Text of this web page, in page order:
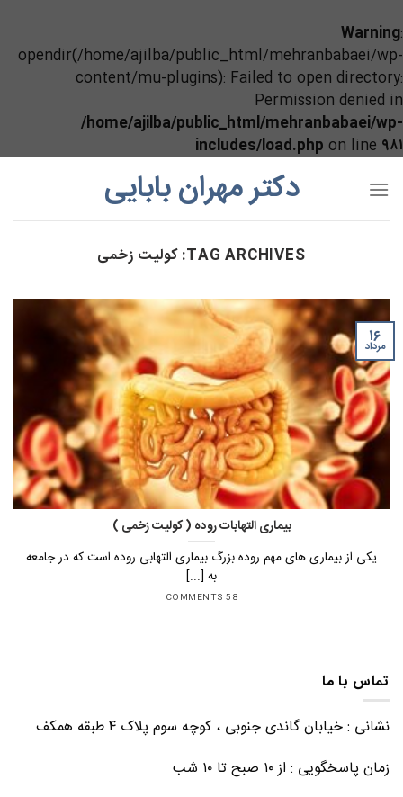
Warning:
opendir(/home/ajilba/public_html/mehranbabaei/wp-
content/mu-plugins): Failed to open directory:
Permission denied in
/home/ajilba/public_html/mehranbabaei/wp-
includes/load.php on line ۹۸۱
دکتر مهران بابایی
TAG ARCHIVES: کولیت زخمی
بیماری التهابات روده ( کولیت زخمی )
یکی از بیماری های مهم روده بزرگ بیماری التهابی روده است که در جامعه
به [...]
58 COMMENTS
۱۶
مرداد
تماس با ما
نشانی : خیابان گاندی جنوبی ، کوچه سوم پلاک ۴ طبقه همکف
زمان پاسخگویی : از ۱۰ صبح تا ۱۰ شب